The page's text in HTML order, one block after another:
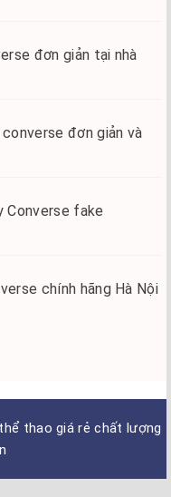
đơn giản tại nhà
đơn giản và
Converse fake
chính hãng Hà Nội
thao giá rẻ chất lượng